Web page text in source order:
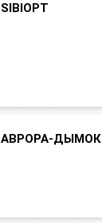
SIBIOPT
АВРОРА-ДЫМОК